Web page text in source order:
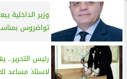
وزير الداخلية
تواضروس
رئيس التحرير..
لاستاذ مساعد